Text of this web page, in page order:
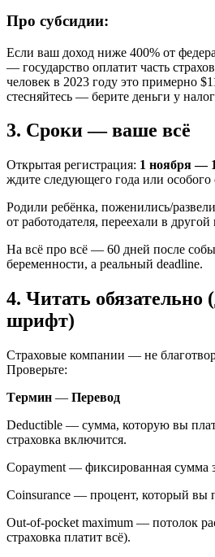
Про субсидии:
Если ваш доход ниже 400% от
— государство оплатит часть
человек в 2023 году это примерно
стесняйтесь — берите деньги у
3. Сроки — ваше всё
Открытая регистрация: 1 ноября —
ждите следующего года или особого
Родили ребёнка, поженились/
от работодателя, переехали в другой
На всё про всё — 60 дней после
беременности, а реальный deadline.
4. Читать обязательно
шрифт)
Страховые компании — не
Проверьте:
Tермин — Перевод
Deductible — сумма, которую вы
страховка включится.
Copayment — фиксированная сумма
Coinsurance — процент, который вы
Out-of-pocket maximum — потолок
страховка платит всё).